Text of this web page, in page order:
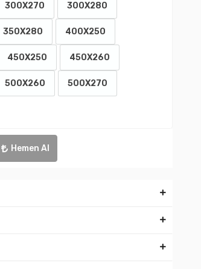
300X270 300X280
350X280 400X250
450X250 450X260
500X260 500X270
Hemen Al